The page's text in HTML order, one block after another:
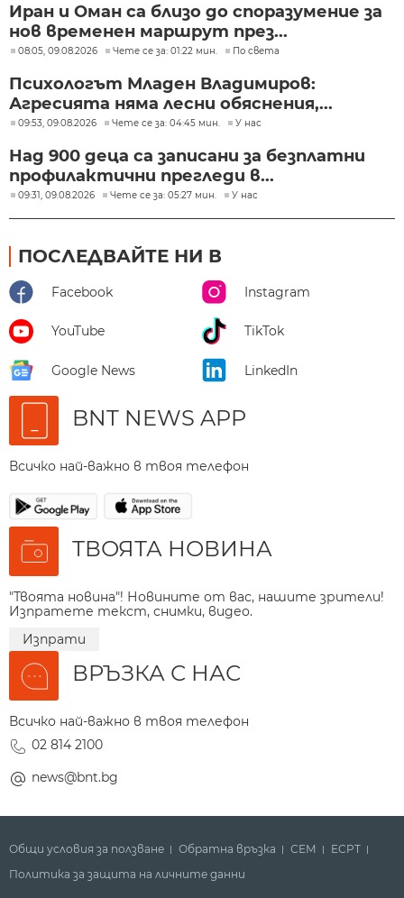
Иран и Оман са близо до споразумение за
нов временен маршрут през...
08:05, 09.08.2026 Чете се за: 01:22 мин. По света
Психологът Младен Владимиров:
Агресията няма лесни обяснения,...
09:53, 09.08.2026 Чете се за: 04:45 мин. У нас
Над 900 деца са записани за безплатни
профилактични прегледи в...
09:31, 09.08.2026 Чете се за: 05:27 мин. У нас
ПОСЛЕДВАЙТЕ НИ В
Facebook Instagram
YouTube TikTok
Google News LinkedIn
BNT NEWS APP
Всичко най-важно в твоя телефон
ТВОЯТА НОВИНА
"Твоята новина"! Новините от вас, нашите зрители!
Изпратете текст, снимки, видео.
Изпрати
ВРЪЗКА С НАС
Всичко най-важно в твоя телефон
02 814 2100
news@bnt.bg
Общи условия за ползване Обратна връзка СЕМ
ECPT
Политика за защита на личните данни